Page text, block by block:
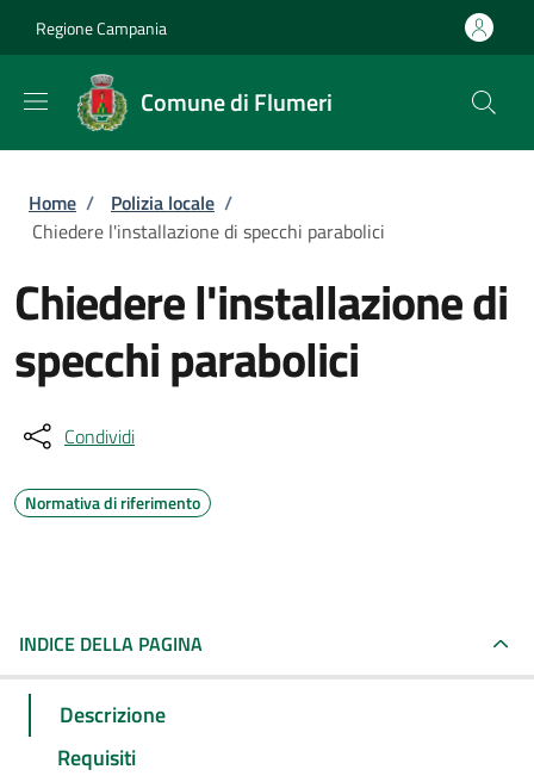
Regione Campania
Comune di Flumeri
Briciole di pane
Home / Polizia locale /
Chiedere l'installazione di specchi parabolici
Chiedere l'installazione di
specchi parabolici
Condividi
Normativa di riferimento
INDICE DELLA PAGINA
Descrizione
Requisiti